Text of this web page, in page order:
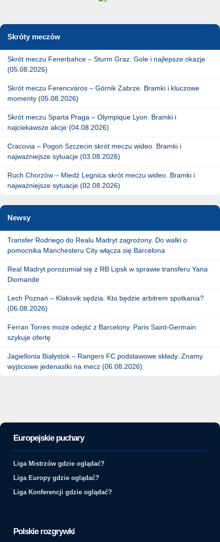
Skróty meczów
Skrót meczu Fenerbahce – Sturm Graz. Gole i najlepsze okazje
(05.08.2026)
Skrót meczu Ferencváros – Górnik Zabrze. Bramki i kluczowe
momenty (05.08.2026)
Skrót meczu Sparta Praga – Olympique Lyon. Bramki i
najciekawsze akcje (04.08.2026)
Cracovia – Pogoń Szczecin skrót meczu wideo. Bramki i
najważniejsze sytuacje (03.08.2026)
Ruch Chorzów – Miedź Legnica skrót meczu wideo. Bramki i
najważniejsze sytuacje (02.08.2026)
Newsy
Transfer Rodriego do Realu Madryt zagrożony. Do walki o
pomocnika Manchesteru City włącza się Barcelona
Real Madryt porozumiał się z RB Lipsk w sprawie transferu Yana
Diomande
Lech Poznań – Klaksvik sędzia. Kto będzie arbitrem spotkania?
(06.08.2026)
Ferran Torres może odejść z Barcelony. Paris Saint-Germain
szykuje ofertę
Jagiellonia Białystok – Rangers FC podstawowe składy. Znamy
wyjściowe jedenastki na mecz (06.08.2026)
Europejskie puchary
Liga Mistrzów gdzie oglądać?
Liga Europy gdzie oglądać?
Liga Konferencji gdzie oglądać?
Polskie rozgrywki